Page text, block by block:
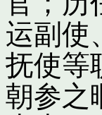
运副使
抚使等
朝参之